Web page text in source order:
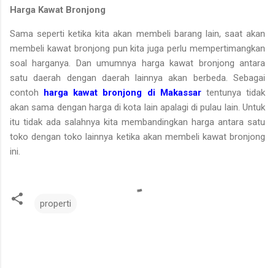
Harga Kawat Bronjong
Sama seperti ketika kita akan membeli barang lain, saat akan
membeli kawat bronjong pun kita juga perlu mempertimangkan
soal harganya. Dan umumnya harga kawat bronjong antara
satu daerah dengan daerah lainnya akan berbeda. Sebagai
contoh harga kawat bronjong di Makassartentunya tidak
akan sama dengan harga di kota lain apalagi di pulau lain. Untuk
itu tidak ada salahnya kita membandingkan harga antara satu
toko dengan toko lainnya ketika akan membeli kawat bronjong
ini.
properti